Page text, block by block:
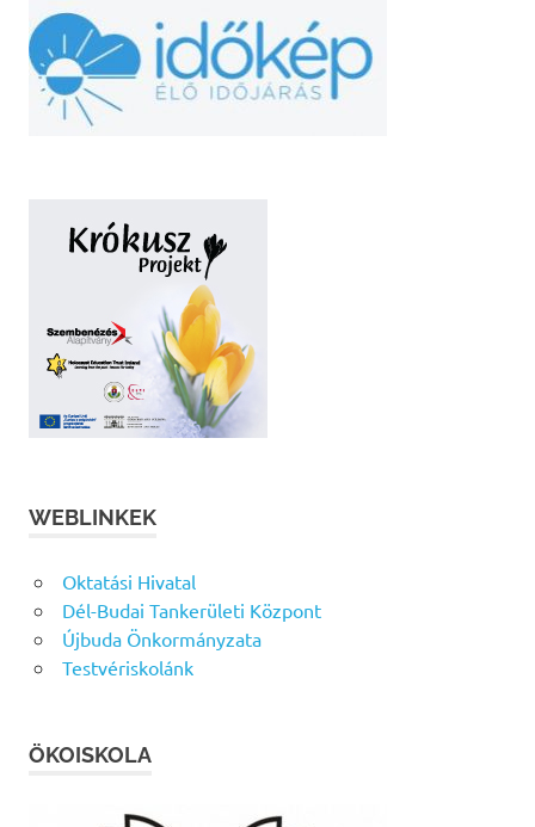
WEBLINKEK
Oktatási Hivatal
Dél-Budai Tankerületi Központ
Újbuda Önkormányzata
Testvériskolánk
ÖKOISKOLA